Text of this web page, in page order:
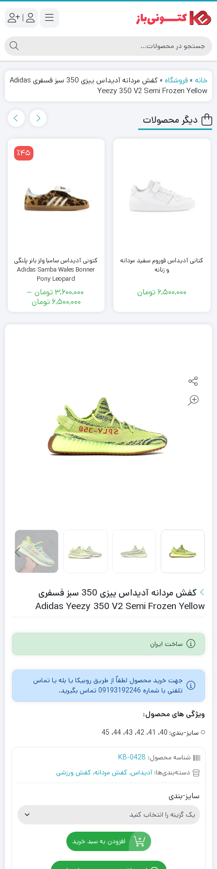
|
خانه »فروشگاه »
کفش مردانه آدیداس ییزی 350 سبز فسفری Adidas
Yeezy 350 V2 Semi Frozen Yellow
دیگر محصولات
کتانی آدیداس فوروم سفید مردانه
و زنانه
6,500,000 تومان
٪45
کتونى آدیداس سامبا ولز بانر پلنگی
Adidas Samba Wales Bonner
Pony Leopard
3,600,000 تومان –
6,500,000 تومان
کفش مردانه آدیداس ییزی 350 سبز فسفری
Adidas Yeezy 350 V2 Semi Frozen Yellow
ساخت ایران
جهت خرید محصول لطفاٌ از طریق روبیکا یا بله یا تماس
تلفنی با شماره 09193192246 تماس بگیرید.
ویژگی های محصول:
سایز-بندی: 40، 41، 42، 43، 44، 45
شناسه محصول: KB-0428
دسته‌بندی‌ها:آدیداس, کفش مردانه, کفش ورزشی
سایز-بندی
افزودن به سبد خرید